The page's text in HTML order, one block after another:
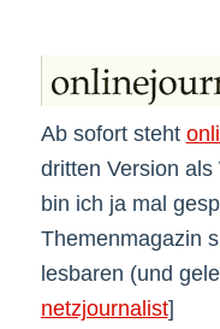
Ab sofort steht
dritten Version
bin ich ja mal
Themenmagazin
lesbaren (und
netzjournalist]